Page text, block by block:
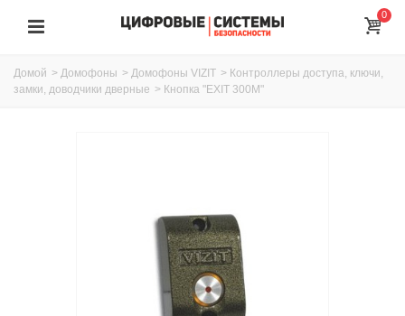
0
Домой > Домофоны > Домофоны VIZIT > Контроллеры доступа, ключи,
замки, доводчики дверные > Кнопка "EXIT 300М"